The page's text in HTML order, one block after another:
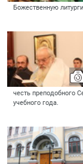
Божественную
честь преподобного
учебного года.